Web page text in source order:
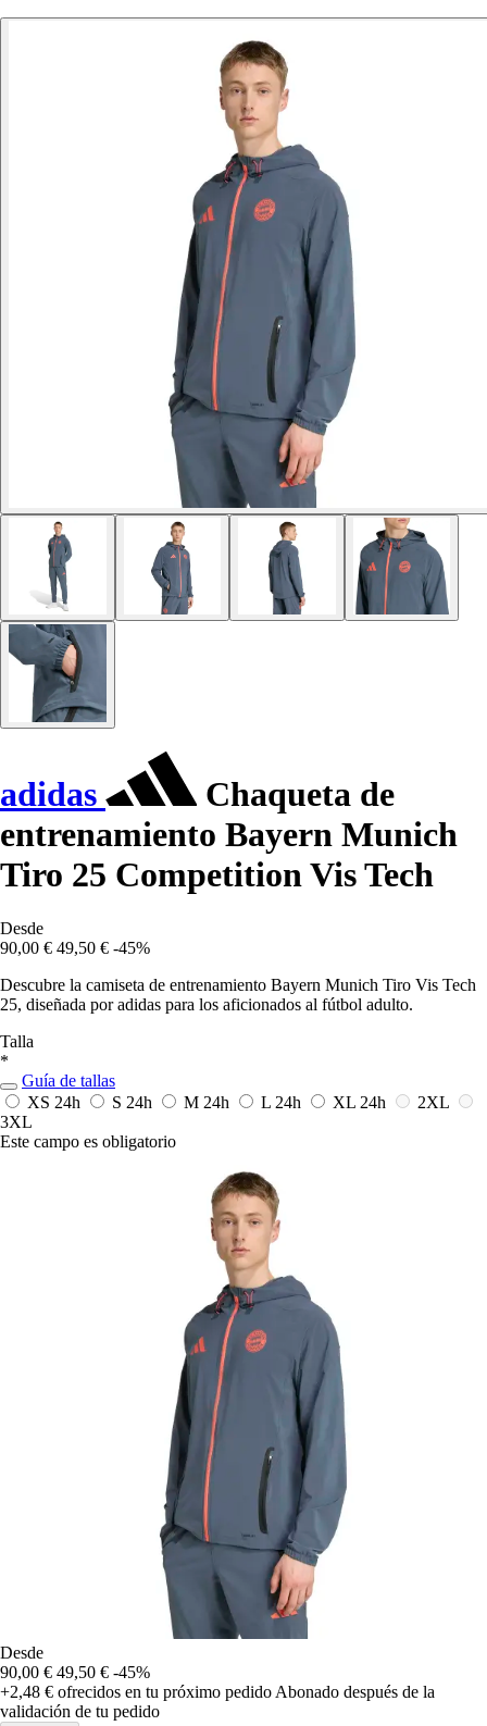
adidas
Chaqueta de
entrenamiento Bayern Munich
Tiro 25 Competition Vis Tech
Desde
90,00 € 49,50 € -45%
Descubre la camiseta de entrenamiento Bayern Munich Tiro Vis Tech
25, diseñada por adidas para los aficionados al fútbol adulto.
Talla
*
Guía de tallas
XS 24h S 24h M 24h L 24h XL 24h
2XL
3XL
Este campo es obligatorio
Desde
90,00 € 49,50 € -45%
+2,48 € ofrecidos en tu próximo pedido Abonado después de la
validación de tu pedido